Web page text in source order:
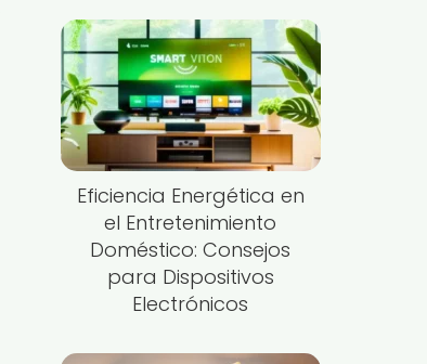
Eficiencia Energética en
el Entretenimiento
Doméstico: Consejos
para Dispositivos
Electrónicos